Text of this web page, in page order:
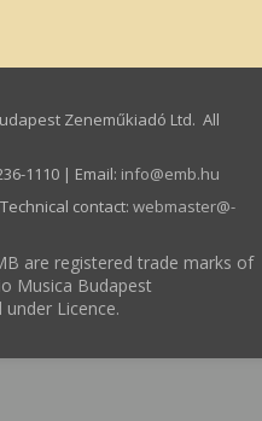
Zeneműkiadó Ltd. All
1110 | Email: info­@­emb.hu
contact: webmaster­@­
are registered trade marks of
Musica Budapest
Licence.